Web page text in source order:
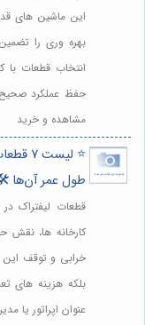
این ماشین های
بهره وری را
انتخاب قطعات با
حفظ عملکرد
مشاهده و خرید
⭐️
طول عمر آن‌ها
قطعات لیفتراک
کارخانه ها، نقش
خرابی و توقف این
بلکه هزینه های
عنوان اپراتور یا